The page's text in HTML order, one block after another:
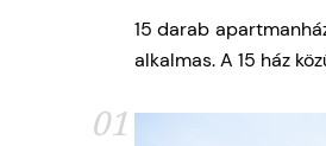
15 darab
alkalmas. A 15 ház
01